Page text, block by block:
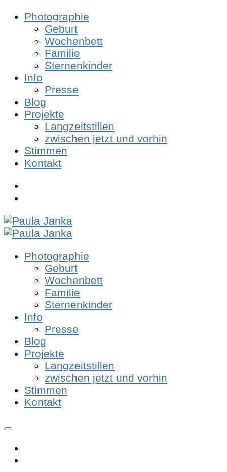
Photographie
Geburt
Wochenbett
Familie
Sternenkinder
Info
Presse
Blog
Projekte
Langzeitstillen
zwischen jetzt und vorhin
Stimmen
Kontakt
Photographie
Geburt
Wochenbett
Familie
Sternenkinder
Info
Presse
Blog
Projekte
Langzeitstillen
zwischen jetzt und vorhin
Stimmen
Kontakt